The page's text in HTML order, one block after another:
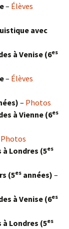
– Élèves
avec
à Venise (6es
– Élèves
– Photos
à Vienne (6es
Photos
Londres (5es
(5es années) –
à Venise (6es
Londres (5es